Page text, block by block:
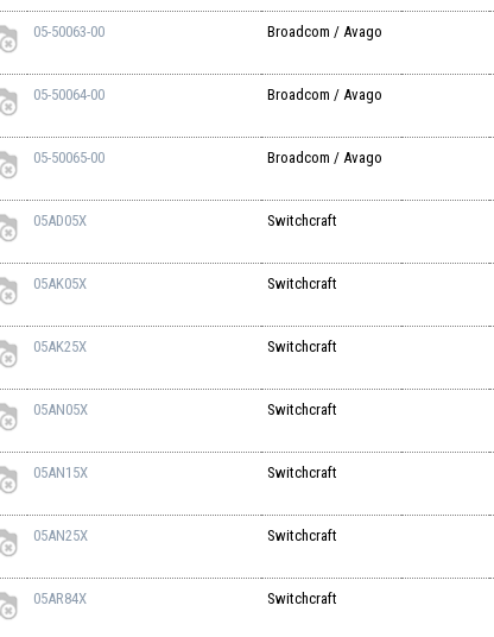
05-50063-00 Broadcom / Avago
05-50064-00 Broadcom / Avago
05-50065-00 Broadcom / Avago
05AD05X Switchcraft
05AK05X Switchcraft
05AK25X Switchcraft
05AN05X Switchcraft
05AN15X Switchcraft
05AN25X Switchcraft
05AR84X Switchcraft